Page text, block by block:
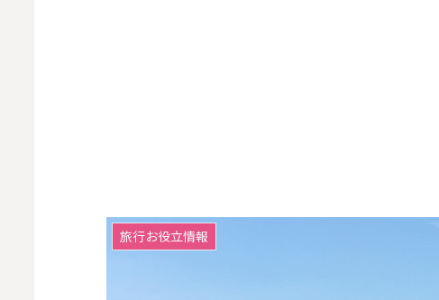
旅行お役立情報